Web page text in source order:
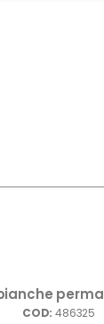
COD: 486325